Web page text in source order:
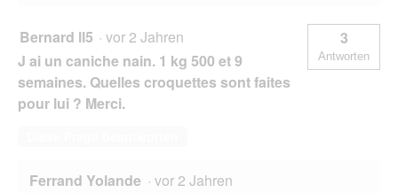
Bernard ll5 · vor 2 Jahren
J ai un caniche nain. 1 kg 500 et 9
semaines. Quelles croquettes sont faites
pour lui ? Merci.
3
Antworten
Ferrand Yolande · vor 2 Jahren